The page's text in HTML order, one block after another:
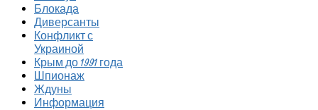
Блокада
Диверсанты
Конфликт с
Украиной
Крым до 1991 года
Шпионаж
Ждуны
Информация